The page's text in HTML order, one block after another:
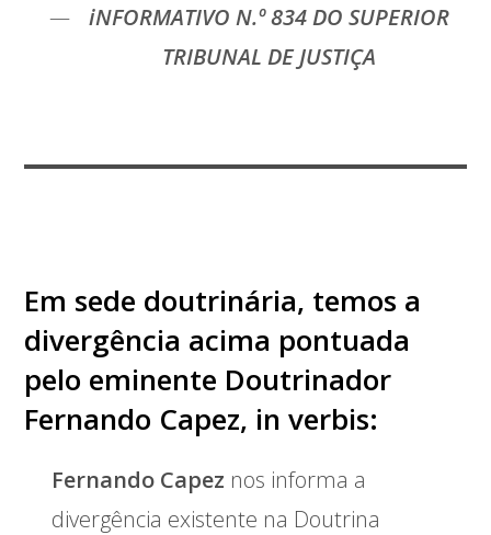
iNFORMATIVO N.º 834 DO SUPERIOR
TRIBUNAL DE JUSTIÇA
Em sede doutrinária, temos a
divergência acima pontuada
pelo eminente Doutrinador
Fernando Capez, in verbis:
Fernando Capez nos informa a
divergência existente na Doutrina